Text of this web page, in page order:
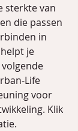
sterkte van
die passen
in
je
Life
voor
Klik